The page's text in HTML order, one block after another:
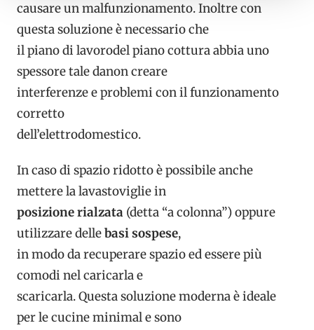
causare un malfunzionamento. Inoltre con
questa soluzione è necessario che
il piano di lavorodel piano cottura abbia uno
spessore tale danon creare
interferenze e problemi con il funzionamento
corretto
dell’elettrodomestico.
In caso di spazio ridotto è possibile anche
mettere la lavastoviglie in
posizione rialzata (detta “a colonna”) oppure
utilizzare dellebasi sospese,
in modo da recuperare spazio ed essere più
comodi nel caricarla e
scaricarla. Questa soluzione moderna è ideale
per le cucine minimal e sono